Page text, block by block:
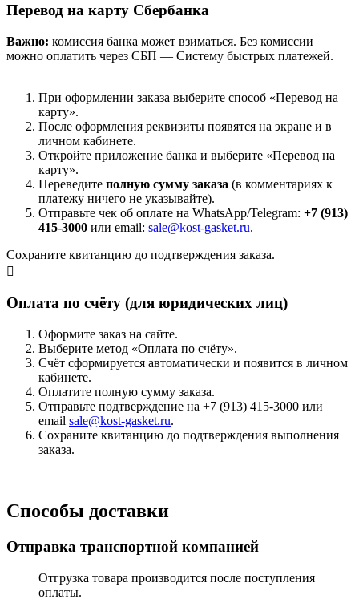
Перевод на карту Сбербанка
Важно: комиссия банка может взиматься. Без комиссии
можно оплатить через СБП — Систему быстрых платежей.
При оформлении заказа выберите способ «Перевод на
карту».
После оформления реквизиты появятся на экране и в
личном кабинете.
Откройте приложение банка и выберите «Перевод на
карту».
Переведите полную сумму заказа (в комментариях к
платежу ничего не указывайте).
Отправьте чек об оплате на WhatsApp/Telegram: +7 (913)
415-3000 или email: sale@kost-gasket.ru.
Сохраните квитанцию до подтверждения заказа.
Оплата по счёту (для юридических лиц)
Оформите заказ на сайте.
Выберите метод «Оплата по счёту».
Счёт сформируется автоматически и появится в личном
кабинете.
Оплатите полную сумму заказа.
Отправьте подтверждение на +7 (913) 415-3000 или
email sale@kost-gasket.ru.
Сохраните квитанцию до подтверждения выполнения
заказа.
Способы доставки
Отправка транспортной компанией
Отгрузка товара производится после поступления
оплаты.